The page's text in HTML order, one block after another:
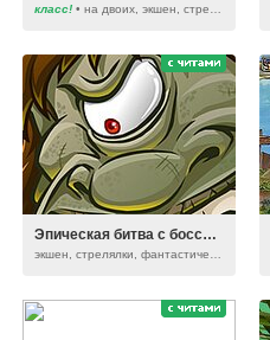
класс! • на двоих, экшен, стрелялки
Эпическая битва с боссами 2